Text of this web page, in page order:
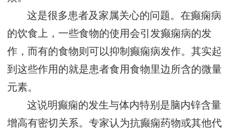
这是很多患者及家属关心的问题。在癫痫病
的饮食上，一些食物的使用会引发癫痫病的发
作，而有的食物则可以抑制癫痫病发作。其实起
到这些作用的就是患者食用食物里边所含的微量
元素。
这说明癫痫的发生与体内特别是脑内锌含量
增高有密切关系。专家认为抗癫痫药物或其他代